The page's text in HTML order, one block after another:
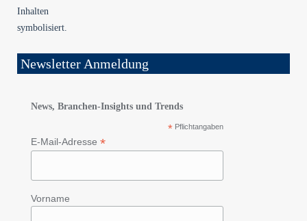
Newsletter Anmeldung
News, Branchen-Insights und Trends
* Pflichtangaben
E-Mail-Adresse *
Vorname